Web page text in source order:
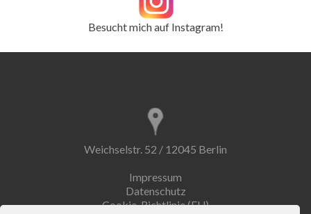
Besucht mich auf Instagram!
Weichselstr. 52 / 12045 Berlin
Impressum
Datenschutz
Cookie-Richtlinie (EU)